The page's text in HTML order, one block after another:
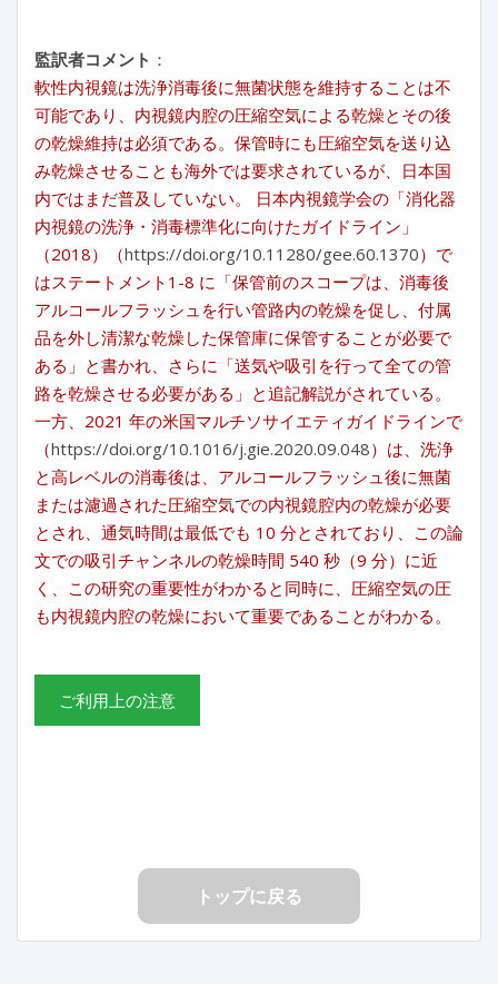
監訳者コメント ：
軟性内視鏡は洗浄消毒後に無菌状態を維持することは不
可能であり、内視鏡内腔の圧縮空気による乾燥とその後
の乾燥維持は必須である。保管時にも圧縮空気を送り込
み乾燥させることも海外では要求されているが、日本国
内ではまだ普及していない。 日本内視鏡学会の「消化器
内視鏡の洗浄・消毒標準化に向けたガイドライン」
（2018）（https://doi.org/10.11280/gee.60.1370）で
はステートメント1-8 に「保管前のスコープは、消毒後
アルコールフラッシュを行い管路内の乾燥を促し、付属
品を外し清潔な乾燥した保管庫に保管することが必要で
ある」と書かれ、さらに「送気や吸引を行って全ての管
路を乾燥させる必要がある」と追記解説がされている。
一方、2021 年の米国マルチソサイエティガイドラインで
（https://doi.org/10.1016/j.gie.2020.09.048）は、洗浄
と高レベルの消毒後は、アルコールフラッシュ後に無菌
または濾過された圧縮空気での内視鏡腔内の乾燥が必要
とされ、通気時間は最低でも 10 分とされており、この論
文での吸引チャンネルの乾燥時間 540 秒（9 分）に近
く、この研究の重要性がわかると同時に、圧縮空気の圧
も内視鏡内腔の乾燥において重要であることがわかる。
ご利用上の注意
トップに戻る